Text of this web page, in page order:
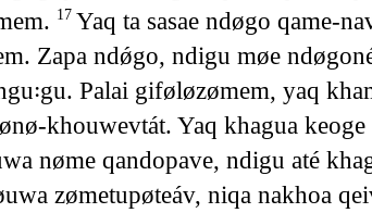
17 Yaq ta sasae ndøgo qame-
Zapa ndǿgo, ndigu møe
Palai giføløzømem, yaq
khouwevtát. Yaq khagua
nøme qandopave, ndigu até
zømetupøteáv, niqa nakhoa